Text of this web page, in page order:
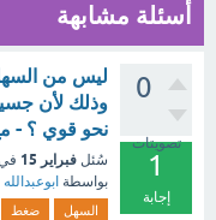
أسئلة مشابهة
0
تصويتات
1
إجابة
ليس من
وذلك لأن
نحو قوي ؟ -
سُئل فبراير 15
بواسطة ابوعبدالله
السهل ضغط